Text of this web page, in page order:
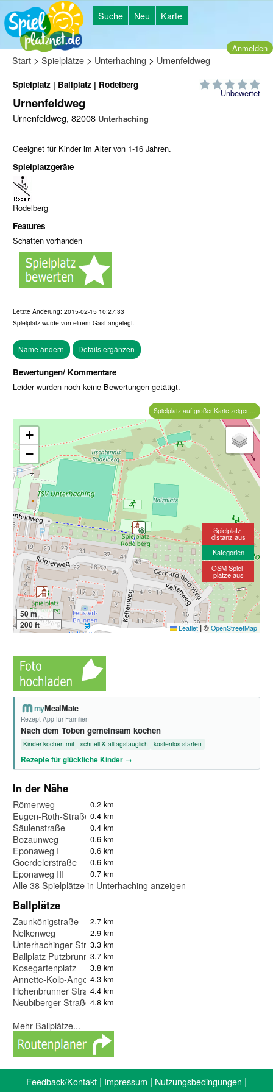
Suche Neu Karte
Anmelden
Start > Spielplätze > Unterhaching > Urnenfeldweg
Unbewertet
Spielplatz | Ballplatz | Rodelberg
Urnenfeldweg
Urnenfeldweg, 82008 Unterhaching
Geeignet für Kinder im Alter von 1-16 Jahren.
Spielplatzgeräte
Rodelberg
Features
Schatten vorhanden
Letzte Änderung: 2015-02-15 10:27:33
Spielplatz wurde von einem Gast angelegt.
Bewertungen/ Kommentare
Leider wurden noch keine Bewertungen getätigt.
Spielplatz auf großer Karte zeigen...
+
−
50 m
200 ft
Leaflet |© OpenStreetMap
Spielplatz-
distanz aus
Kategorien
OSM Spiel-
plätze aus
myMealMate
Rezept-App für Familien
Nach dem Toben gemeinsam kochen
Kinder kochen mit schnell & alltagstauglich kostenlos starten
Rezepte für glückliche Kinder →
In der Nähe
Römerweg 0.2 km
Eugen-Roth-Straße 0.4 km
Säulenstraße 0.4 km
Bozaunweg 0.6 km
Eponaweg I 0.6 km
Goerdelerstraße 0.6 km
Eponaweg III 0.7 km
Alle 38 Spielplätze in Unterhaching anzeigen
Ballplätze
Zaunkönigstraße 2.7 km
Nelkenweg 2.9 km
Unterhachinger Straße3.3 km
Ballplatz Putzbrunner Straße
3.7 km
Kosegartenplatz 3.8 km
Annette-Kolb-Anger4.3 km
Hohenbrunner Straße4.4 km
Neubiberger Straße 4.8 km
Mehr Ballplätze...
Feedback/Kontakt | Impressum | Nutzungsbedingungen |